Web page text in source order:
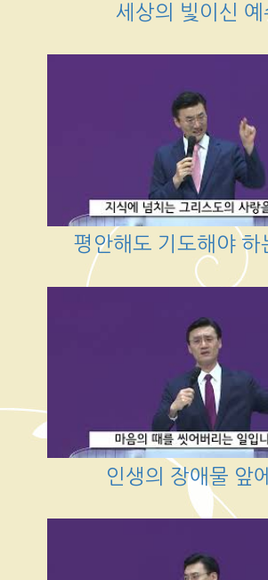
세상의 빛이신 예
평안해도 기도해야 하
인생의 장애물 앞